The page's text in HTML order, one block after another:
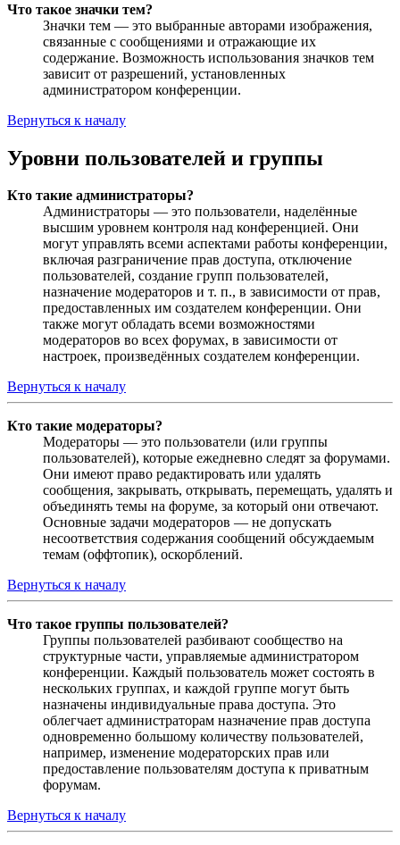
Что такое значки тем?
Значки тем — это выбранные авторами изображения,
связанные с сообщениями и отражающие их
содержание. Возможность использования значков тем
зависит от разрешений, установленных
администратором конференции.
Вернуться к началу
Уровни пользователей и группы
Кто такие администраторы?
Администраторы — это пользователи, наделённые
высшим уровнем контроля над конференцией. Они
могут управлять всеми аспектами работы конференции,
включая разграничение прав доступа, отключение
пользователей, создание групп пользователей,
назначение модераторов и т. п., в зависимости от прав,
предоставленных им создателем конференции. Они
также могут обладать всеми возможностями
модераторов во всех форумах, в зависимости от
настроек, произведённых создателем конференции.
Вернуться к началу
Кто такие модераторы?
Модераторы — это пользователи (или группы
пользователей), которые ежедневно следят за форумами.
Они имеют право редактировать или удалять
сообщения, закрывать, открывать, перемещать, удалять и
объединять темы на форуме, за который они отвечают.
Основные задачи модераторов — не допускать
несоответствия содержания сообщений обсуждаемым
темам (оффтопик), оскорблений.
Вернуться к началу
Что такое группы пользователей?
Группы пользователей разбивают сообщество на
структурные части, управляемые администратором
конференции. Каждый пользователь может состоять в
нескольких группах, и каждой группе могут быть
назначены индивидуальные права доступа. Это
облегчает администраторам назначение прав доступа
одновременно большому количеству пользователей,
например, изменение модераторских прав или
предоставление пользователям доступа к приватным
форумам.
Вернуться к началу